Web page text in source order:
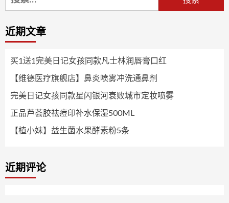
索：
近期文章
买1送1完美日记女孩同款凡士林润唇膏口红
【维德医疗旗舰店】鼻炎喷雾冲洗通鼻剂
完美日记女孩同款星闪银河衰败城市定妆喷雾
正品芦荟胶祛痘印补水保湿500ML
【植小妹】益生菌水果酵素粉5条
近期评论